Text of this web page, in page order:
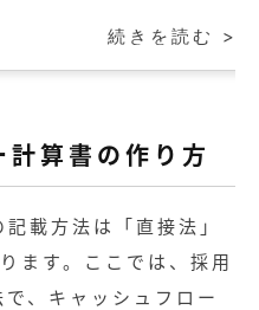
続きを読む >
算書の作り方
載方法は「直接法」
ます。ここでは、採用
、キャッシュフロー